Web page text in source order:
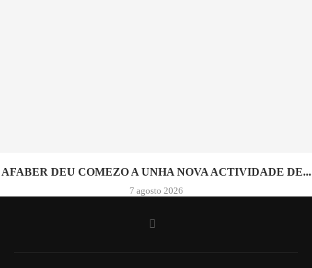
AFABER DEU COMEZO A UNHA NOVA ACTIVIDADE DE...
7 agosto 2026